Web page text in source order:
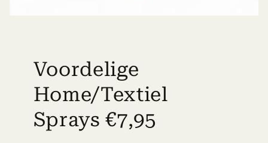
Voordelige
Home/Textiel
Sprays €7,95